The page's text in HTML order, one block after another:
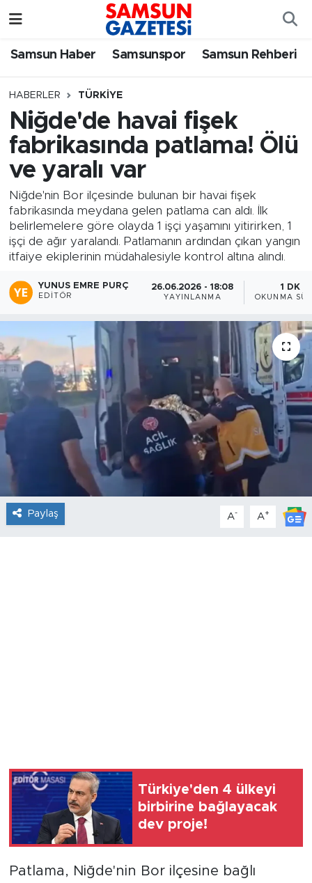
Samsun Haber Samsunspor Samsun Rehberi
HABERLER TÜRKIYE
Niğde'de havai fişek
fabrikasında patlama! Ölü
ve yaralı var
Niğde'nin Bor ilçesinde bulunan bir havai fişek
fabrikasında meydana gelen patlama can aldı. İlk
belirlemelere göre olayda 1 işçi yaşamını yitirirken, 1
işçi de ağır yaralandı. Patlamanın ardından çıkan yangın
itfaiye ekiplerinin müdahalesiyle kontrol altına alındı.
YUNUS EMRE PURÇ
EDITÖR
26.06.2026 - 18:08
YAYINLANMA
1 DK
OKUNMA
Paylaş A- A+
Türkiye'den 4 ülkeyi
birbirine bağlayacak
dev proje!
Patlama, Niğde'nin Bor ilçesine bağlı
Samsun Haber
Samsunspor
Samsun Rehberi
Resmi İlanlar
Samsun Nöbetçi Eczaneler
Samsun Hava Durumu
SAMSUN Namaz Vakitleri
Samsun Trafik Yoğunluk Haritası
Süper Lig Puan Durumu ve Fikstür
Tüm Manşetler
Son Dakika Haberleri
Haber Arşivi